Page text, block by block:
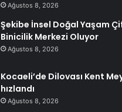
Ağustos 8, 2026
Şekibe İnsel Doğal Yaşam
Binicilik Merkezi Oluyor
Ağustos 8, 2026
Kocaeli’de Dilovası Kent
hızlandı
Ağustos 8, 2026